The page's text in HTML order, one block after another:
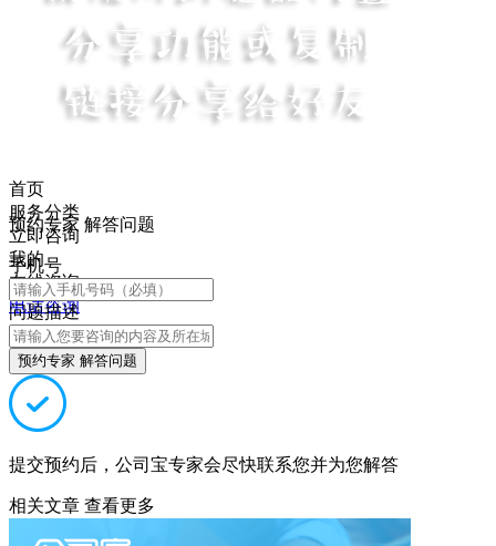
首页
服务分类
立即咨询
我的
在线咨询
电话咨询
预约专家 解答问题
手机号
问题描述
预约专家 解答问题
提交预约后，公司宝专家会尽快联系您并为您解答
相关文章 查看更多